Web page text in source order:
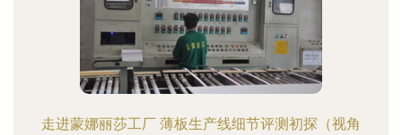
走进蒙娜丽莎工厂 薄板生产线细节评测初探（视角